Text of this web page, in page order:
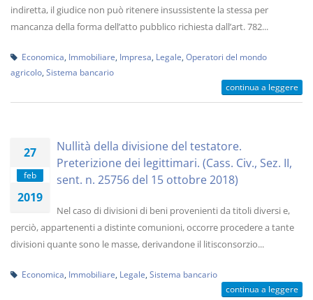
indiretta, il giudice non può ritenere insussistente la stessa per
mancanza della forma dell’atto pubblico richiesta dall’art. 782...
Economica Immobiliare Impresa Legale Operatori del mondo
agricolo Sistema bancario
continua a leggere
27
feb
2019
Nullità della divisione del testatore.
Preterizione dei legittimari. (Cass. Civ., Sez. II,
sent. n. 25756 del 15 ottobre 2018)
Nel caso di divisioni di beni provenienti da titoli diversi e,
perciò, appartenenti a distinte comunioni, occorre procedere a tante
divisioni quante sono le masse, derivandone il litisconsorzio...
Economica Immobiliare Legale Sistema bancario
continua a leggere